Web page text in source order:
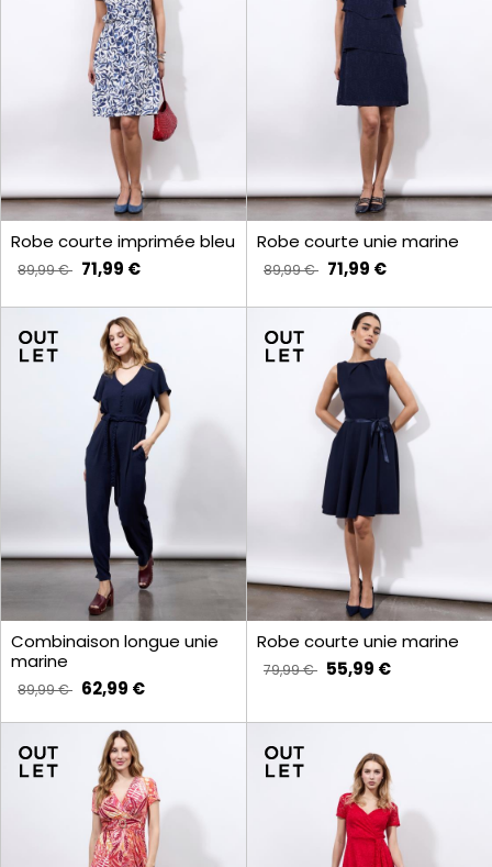
Robe courte imprimée bleu
89,99 € 71,99 €
Robe courte unie marine
89,99 € 71,99 €
Combinaison longue unie
marine
89,99 € 62,99 €
Robe courte unie marine
79,99 € 55,99 €